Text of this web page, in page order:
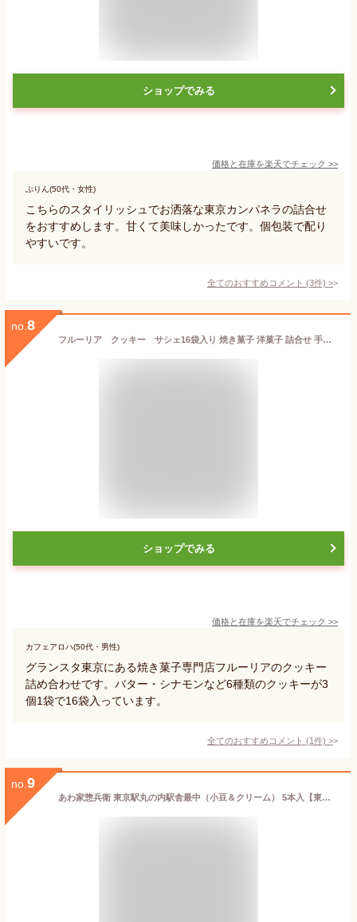
ショップでみる
価格と在庫を楽天でチェック >>
ぷりん(50代・女性)
こちらのスタイリッシュでお洒落な東京カンパネラの詰合せ
をおすすめします。甘くて美味しかったです。個包装で配り
やすいです。
全てのおすすめコメント (3件) >
no. 8
フルーリア クッキー サシェ16袋入り 焼き菓子 洋菓子 詰合せ 手土産 プレゼント お返し ホワイトデー お中元 母の日 退職 お取り寄せ 入学 卒業 スイーツ お配り お礼 内祝い 謝恩会 卒対 東京土産 お歳暮
ショップでみる
価格と在庫を楽天でチェック >>
カフェアロハ(50代・男性)
グランスタ東京にある焼き菓子専門店フルーリアのクッキー
詰め合わせです。バター・シナモンなど6種類のクッキーが3
個1袋で16袋入っています。
全てのおすすめコメント (1件) >
no. 9
あわ家惣兵衛 東京駅丸の内駅舎最中（小豆＆クリーム） 5本入【東京 お土産】｜東京土産 ばらまき用 お土産 東京 もなか 和菓子 関東 東京お土産 おみやげ みやげ 東京 帰省土産 お取り寄せ 手土産 贈り物 ギフト お取り寄せグルメ